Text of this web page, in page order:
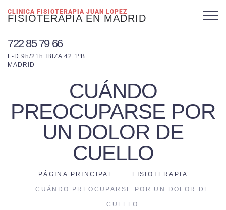
CLINICA FISIOTERAPIA JUAN LOPEZ
FISIOTERAPIA EN MADRID
722 85 79 66
L-D 9h/21h IBIZA 42 1ºB
MADRID
CUÁNDO
PREOCUPARSE POR
UN DOLOR DE
CUELLO
PÁGINA PRINCIPAL FISIOTERAPIA
CUÁNDO PREOCUPARSE POR UN DOLOR DE
CUELLO